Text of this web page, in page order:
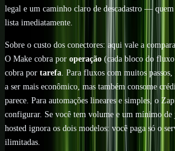
legal e um caminho claro de descadastro —
lista imediatamente.
Sobre o custo dos conectores: aqui vale a
O Make cobra por operação (cada bloco do
cobra por tarefa . Para fluxos com muitos
a ser mais econômico, mas também consome
parece. Para automações lineares e simples, o
configurar. Se você tem volume e um mínimo
hosted ignora os dois modelos: você paga só o
ilimitadas.